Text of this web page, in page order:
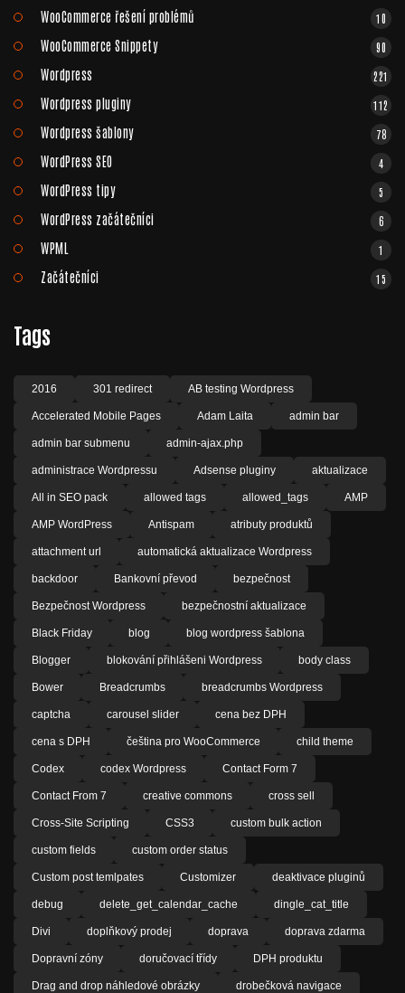
WooCommerce řešení problémů 10
WooCommerce Snippety 90
Wordpress 221
Wordpress pluginy 112
Wordpress šablony 78
WordPress SEO 4
WordPress tipy 5
WordPress začátečníci 6
WPML 1
Začátečníci 15
Tags
2016 301 redirect AB testing Wordpress
Accelerated Mobile Pages Adam Laita admin bar
admin bar submenu admin-ajax.php
administrace Wordpressu Adsense pluginy aktualizace
All in SEO pack allowed tags allowed_tags AMP
AMP WordPress Antispam atributy produktů
attachment url automatická aktualizace Wordpress
backdoor Bankovní převod bezpečnost
Bezpečnost Wordpress bezpečnostní aktualizace
Black Friday blog blog wordpress šablona
Blogger blokování přihlášeni Wordpress body class
Bower Breadcrumbs breadcrumbs Wordpress
captcha carousel slider cena bez DPH
cena s DPH čeština pro WooCommerce child theme
Codex codex Wordpress Contact Form 7
Contact From 7 creative commons cross sell
Cross-Site Scripting CSS3 custom bulk action
custom fields custom order status
Custom post temlpates Customizer deaktivace pluginů
debug delete_get_calendar_cache dingle_cat_title
Divi doplňkový prodej doprava doprava zdarma
Dopravní zóny doručovací třídy DPH produktu
Drag and drop náhledové obrázky drobečková navigace